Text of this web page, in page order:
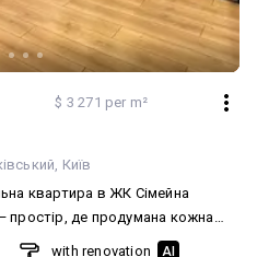
$ 3 271 per m²
Київ
в ЖК Сімейна
простір, де продумана кожна
with renovation AI